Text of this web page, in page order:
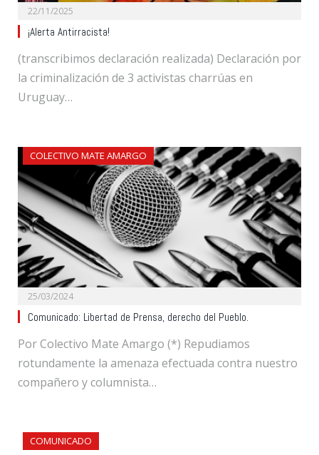
22/11/2025
¡Alerta Antirracista!
(transcribimos declaración realizada) Declaración por
la criminalización de 3 activistas charrúas en
Uruguay…
COLECTIVO MATE AMARGO
25/03/2024
Comunicado: Libertad de Prensa, derecho del Pueblo.
Por Colectivo Mate Amargo (*) Repudiamos
rotundamente la amenaza efectuada contra nuestro
compañero y columnista…
COMUNICADO